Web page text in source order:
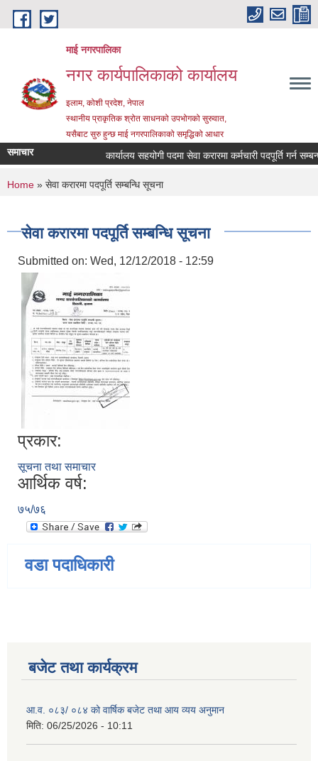
Skip to main content
माई नगरपालिका
नगर कार्यपालिकाको कार्यालय
इलाम, कोशी प्रदेश, नेपाल
स्थानीय प्राकृतिक श्रोत साधनको उपभोगको सुरुवात,
यसैबाट सुरु हुन्छ माई नगरपालिकाको समृद्धिको आधार
समाचार कार्यालय सहयोगी पदमा सेवा करारमा कर्मचारी पदपूर्ति गर्न
You are here
Home » सेवा करारमा पदपूर्ति सम्बन्धि सूचना
सेवा करारमा पदपूर्ति सम्बन्धि सूचना
Submitted on: Wed, 12/12/2018 - 12:59
प्रकार:
सूचना तथा समाचार
आर्थिक वर्ष:
७५/७६
वडा पदाधिकारी
बजेट तथा कार्यक्रम
आ.व. ०८३/ ०८४ को वार्षिक बजेट तथा आय व्यय अनुमान
मिति: 06/25/2026 - 10:11